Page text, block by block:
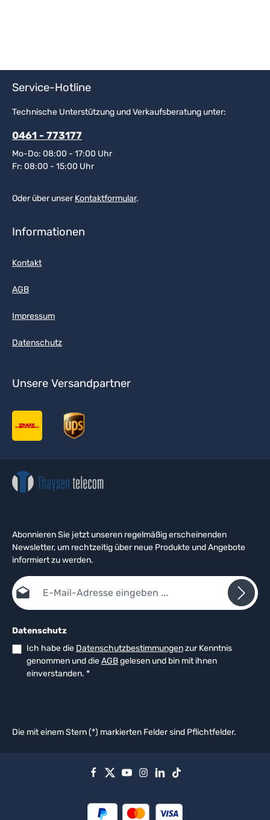
Service-Hotline
Technische Unterstützung und Verkaufsberatung unter:
0461 - 773177
Mo-Do: 08:00 - 17:00 Uhr
Fr: 08:00 - 15:00 Uhr
Oder über unserKontaktformular.
Informationen
Kontakt
AGB
Impressum
Datenschutz
Unsere Versandpartner
Abonnieren Sie jetzt unseren regelmäßig erscheinenden
Newsletter, um rechtzeitig über neue Produkte und Angebote
informiert zu werden.
E-Mail-Adresse*
Datenschutz
Ich habe die Datenschutzbestimmungenzur Kenntnis
genommen und dieAGBgelesen und bin mit ihnen
einverstanden. *
Die mit einem Stern (*) markierten Felder sind Pflichtfelder.